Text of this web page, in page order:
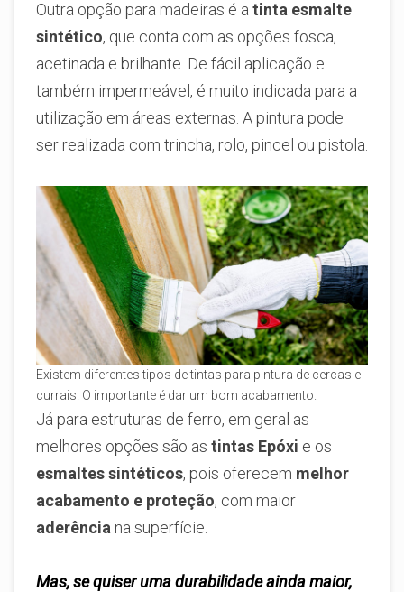
Outra opção para madeiras é a tinta esmalte
sintético, que conta com as opções fosca,
acetinada e brilhante. De fácil aplicação e
também impermeável, é muito indicada para a
utilização em áreas externas. A pintura pode
ser realizada com trincha, rolo, pincel ou pistola.
Existem diferentes tipos de tintas para pintura de cercas e
currais. O importante é dar um bom acabamento.
Já para estruturas de ferro, em geral as
melhores opções são as tintas Epóxi e os
esmaltes sintéticos, pois oferecem melhor
acabamento e proteção, com maior
aderência na superfície.
Mas, se quiser uma durabilidade ainda maior,